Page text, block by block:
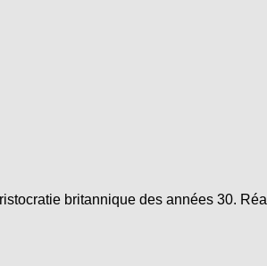
britannique des années 30.